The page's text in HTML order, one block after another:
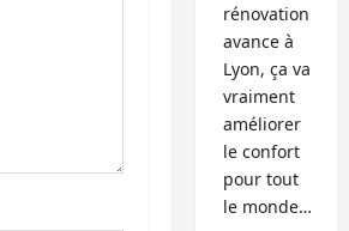
rénovation
avance à
Lyon, ça va
vraiment
améliorer
le confort
pour tout
le monde…